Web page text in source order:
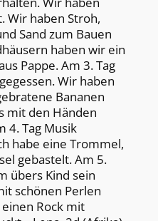
Wir haben Stroh,
Sand zum Bauen
haben wir ein
Pappe. Am 3. Tag
Wir haben
Bananen
mit den Händen
4. Tag Musik
habe eine Trommel,
gebastelt. Am 5.
übers Kind sein
schönen Perlen
Rock mit